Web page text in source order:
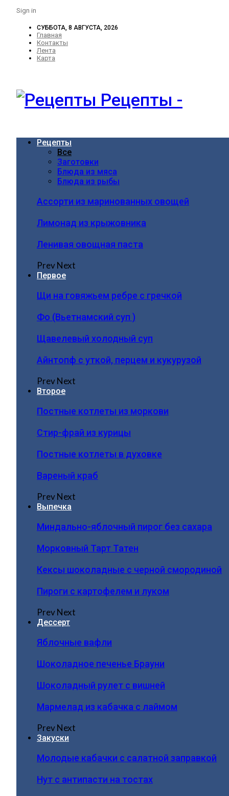
Sign in
СУББОТА, 8 АВГУСТА, 2026
Главная
Контакты
Лента
Карта
Рецепты -
Рецепты
Все
Заготовки
Блюда из мяса
Блюда из рыбы
Ассорти из маринованных овощей
Лимонад из крыжовника
Ленивая овощная паста
PrevNext
Первое
Щи на говяжьем ребре с гречкой
Фо (Вьетнамский суп )
Щавелевый холодный суп
Айнтопф с уткой, перцем и кукурузой
PrevNext
Второе
Постные котлеты из моркови
Стир-фрай из курицы
Постные котлеты в духовке
Вареный краб
PrevNext
Выпечка
Миндально-яблочный пирог без сахара
Морковный Тарт Татен
Кексы шоколадные с черной смородиной
Пироги c картофелем и луком
PrevNext
Дессерт
Яблочные вафли
Шоколадное печенье Брауни
Шоколадный рулет с вишней
Мармелад из кабачка с лаймом
PrevNext
Закуски
Молодые кабачки с салатной заправкой
Нут с антипасти на тостах